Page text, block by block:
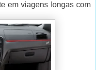
em viagens longas com